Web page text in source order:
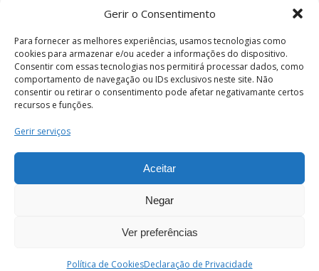
Gerir o Consentimento
Para fornecer as melhores experiências, usamos tecnologias como
cookies para armazenar e/ou aceder a informações do dispositivo.
Consentir com essas tecnologias nos permitirá processar dados, como
comportamento de navegação ou IDs exclusivos neste site. Não
consentir ou retirar o consentimento pode afetar negativamante certos
recursos e funções.
Gerir serviços
Aceitar
Negar
Ver preferências
Política de CookiesDeclaração de Privacidade
Termos e Condições
os direitos reservados.